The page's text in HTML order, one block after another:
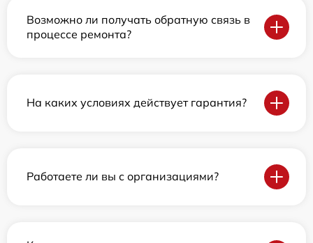
Возможно ли получать обратную связь в
процессе ремонта?
На каких условиях действует гарантия?
Работаете ли вы с организациями?